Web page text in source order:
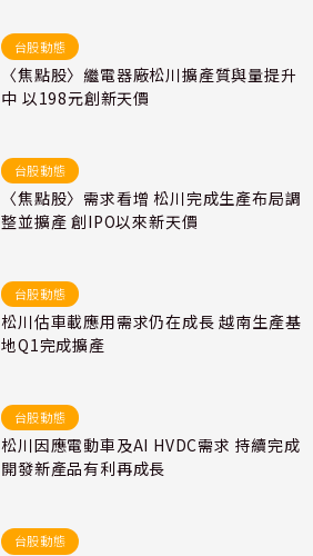
台股動態
〈焦點股〉繼電器廠松川擴產質與量提升
中 以198元創新天價
台股動態
〈焦點股〉需求看增 松川完成生產布局調
整並擴產 創IPO以來新天價
台股動態
松川估車載應用需求仍在成長 越南生產基
地Q1完成擴產
台股動態
松川因應電動車及AI HVDC需求 持續完成
開發新產品有利再成長
台股動態